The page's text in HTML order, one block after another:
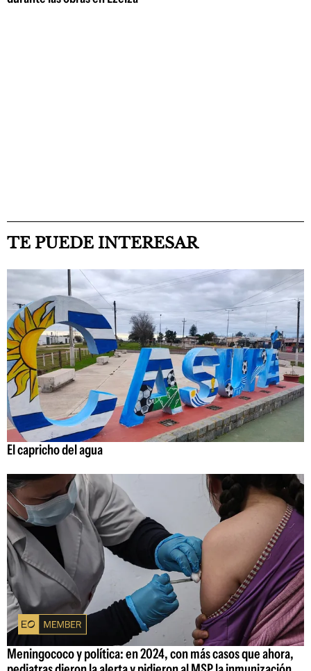
TE PUEDE INTERESAR
El capricho del agua
Meningococo y política: en 2024, con más casos que ahora,